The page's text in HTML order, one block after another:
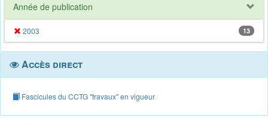
Année de publication
2003 13
Accès direct
Fascicules du CCTG "travaux" en vigueur